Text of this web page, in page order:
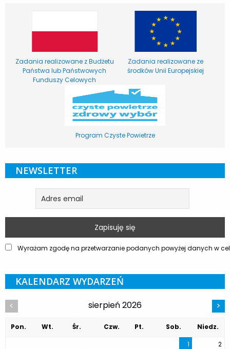
Zadania realizowane z Budżetu
Państwa lub Państwowych
Funduszy Celowych
Zadania realizowane ze
środków Unii Europejskiej
Program Czyste Powietrze
NEWSLETTER
Wyrażam zgodę na przetwarzanie podanych powyżej danych w
KALENDARZ WYDARZEŃ
< sierpień 2026 >
Pon. Wt. Śr. Czw. Pt. Sob.
Niedz.
1
2